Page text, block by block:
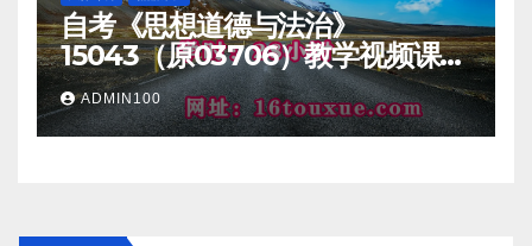
自考《思想道德与法治》
15043（原03706）教学视频课程
一路偷学网
ADMIN100